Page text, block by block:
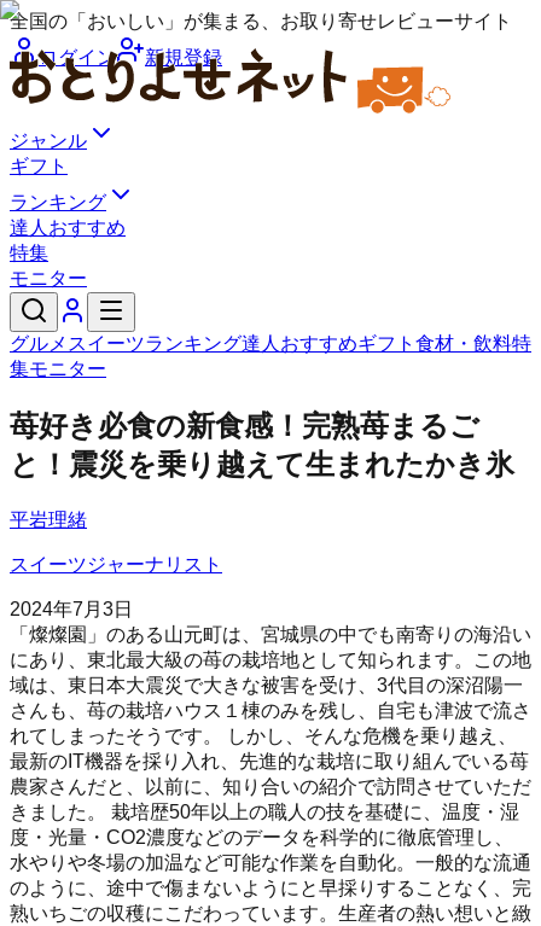
全国の「おいしい」が集まる、お取り寄せレビューサイト
ログイン
新規登録
ジャンル
ギフト
ランキング
達人おすすめ
特集
モニター
グルメ スイーツランキング達人おすすめギフト 食材・飲料特
集モニター
苺好き必食の新食感！完熟苺まるご
と！震災を乗り越えて生まれたかき氷
平岩理緒
スイーツジャーナリスト
2024年7月3日
「燦燦園」のある山元町は、宮城県の中でも南寄りの海沿い
にあり、東北最大級の苺の栽培地として知られます。この地
域は、東日本大震災で大きな被害を受け、3代目の深沼陽一
さんも、苺の栽培ハウス１棟のみを残し、自宅も津波で流さ
れてしまったそうです。 しかし、そんな危機を乗り越え、
最新のIT機器を採り入れ、先進的な栽培に取り組んでいる苺
農家さんだと、以前に、知り合いの紹介で訪問させていただ
きました。 栽培歴50年以上の職人の技を基礎に、温度・湿
度・光量・CO2濃度などのデータを科学的に徹底管理し、
水やりや冬場の加温など可能な作業を自動化。一般的な流通
のように、途中で傷まないようにと早採りすることなく、完
熟いちごの収穫にこだわっています。生産者の熱い想いと緻